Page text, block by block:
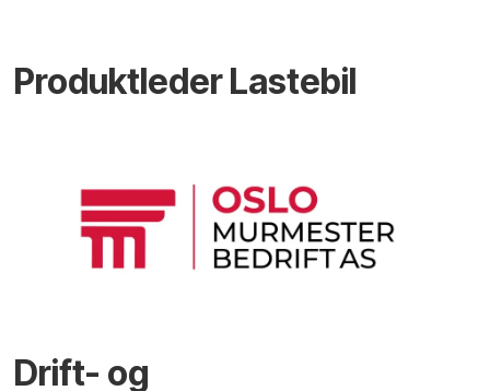
Produktleder Lastebil
Drift- og